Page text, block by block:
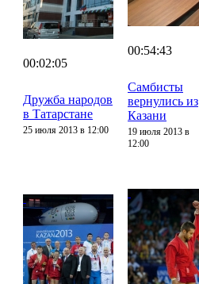
00:02:05
Дружба народов
в Татарстане
25 июля 2013 в 12:00
00:54:43
Самбисты
вернулись из
Казани
19 июля 2013 в
12:00